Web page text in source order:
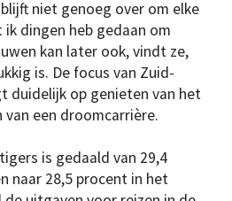
niet genoeg over om elke
dingen heb gedaan om
kan later ook, vindt ze,
is. De focus van Zuid-
duidelijk op genieten van het
een droomcarrière.
is gedaald van 29,4
naar 28,5 procent in het